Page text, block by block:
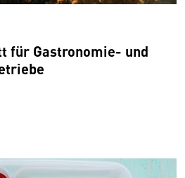
für Gastronomie- und